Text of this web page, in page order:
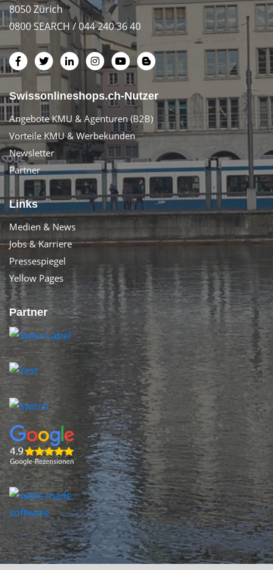
8050 Zürich
0800 SEARCH / 044 240 36 40
Swissonlineshops.ch-Nutzer
Angebote KMU & Agenturen (B2B)
Vorteile KMU & Werbekunden
Newsletter
Partner
Links
Medien & News
Jobs & Karriere
Pressespiegel
Yellow Pages
Partner